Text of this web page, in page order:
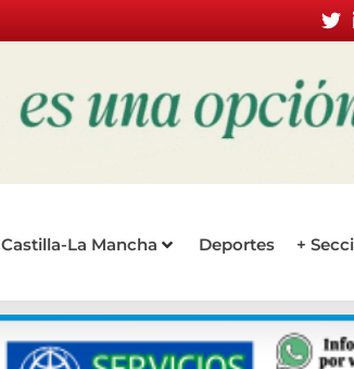
Castilla-La Mancha Deportes +